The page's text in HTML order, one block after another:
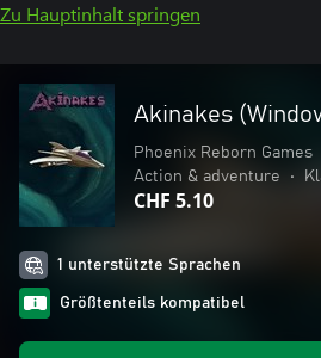
Zu Hauptinhalt springen
Akinakes
Phoenix Reborn Games
Action & adventure
•
CHF 5.10
1 unterstützte Sprachen
Größtenteils kompatibel